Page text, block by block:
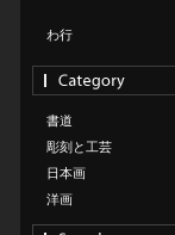
わ行
書道
彫刻と工芸
日本画
洋画